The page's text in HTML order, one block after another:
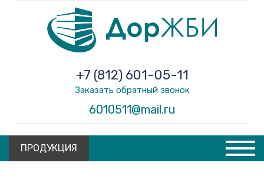
6010511@mail.ru
+7 (812) 601-05-11
Заказать обратный звонок
ПРОДУКЦИЯ